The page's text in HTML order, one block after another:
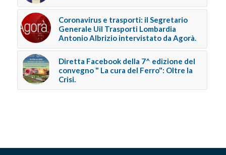
Coronavirus e trasporti: il Segretario
Generale Uil Trasporti Lombardia
Antonio Albrizio intervistato da Agorà.
Diretta Facebook della 7^ edizione del
convegno " La cura del Ferro": Oltre la
Crisi.